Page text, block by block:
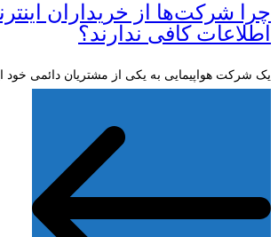
چرا شرکت‌ها از خریداران
اطلاعات کافی ندارند؟
یک شرکت هواپیمایی به یکی از مشتریان دائمی خود